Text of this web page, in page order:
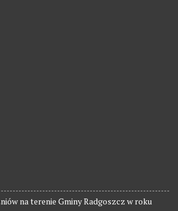
na terenie Gminy Radgoszcz w roku